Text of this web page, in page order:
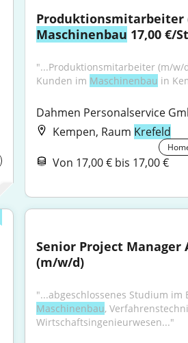
Maschinenbau 17,00 €/
"...Produktionsmitarbeiter (m/w/
Kunden im Maschinenbau in
Dahmen Personalservice
Kempen, Raum Krefeld
Von 17,00 € bis 17,00 €
Senior Project Manager
(m/w/d)
Maschinenbau,
Wirtschaftsingenieurwesen..."